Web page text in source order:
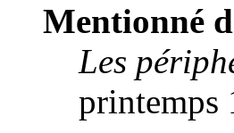
Mentionné
Les
printemps